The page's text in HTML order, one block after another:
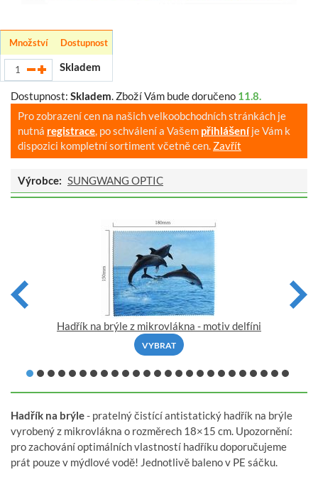
Množství Dostupnost
Skladem
Dostupnost: Skladem. Zboží Vám bude doručeno 11.8.
Pro zobrazení cen na našich velkoobchodních stránkách je
nutná registrace, po schválení a Vašem přihlášeníje Vám k
dispozici kompletní sortiment včetně cen. Zavřít
Výrobce: SUNGWANG OPTIC
Hadřík na brýle z mikrovlákna - motiv delfíni
VYBRAT
Hadřík na brýle- pratelný čistící antistatický hadřík na brýle
vyrobený z mikrovlákna o rozměrech 18×15 cm. Upozornění:
pro zachování optimálních vlastností hadříku doporučujeme
prát pouze v mýdlové vodě! Jednotlivě baleno v PE sáčku.